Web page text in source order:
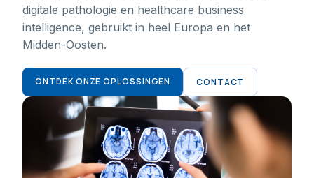
digitale pathologie en healthcare business
intelligence, gebruikt in heel Europa en het
Midden-Oosten.
ONTDEK ONZE OPLOSSINGEN CONTACT